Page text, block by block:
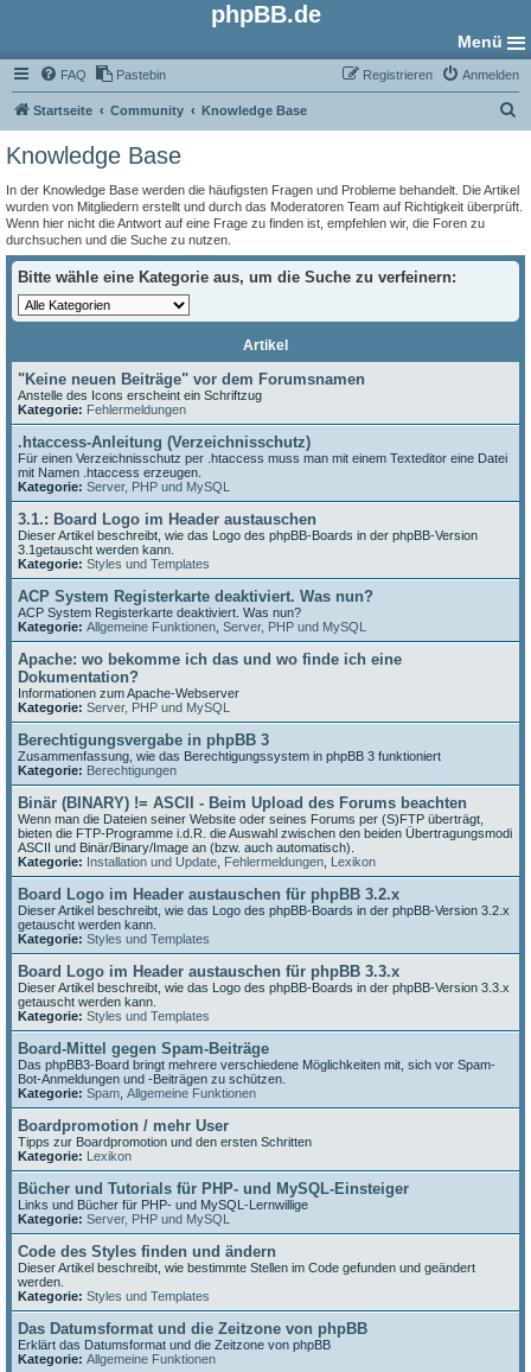
phpBB.de
Menü
FAQ Pastebin Anmelden
Registrieren
Startseite Community Knowledge Base
h
Knowledge Base
In der Knowledge Base werden die häufigsten Fragen und Probleme behandelt. Die Artikel
wurden von Mitgliedern erstellt und durch das Moderatoren Team auf Richtigkeit überprüft.
Wenn hier nicht die Antwort auf eine Frage zu finden ist, empfehlen wir, die Foren zu
durchsuchen und die Suche zu nutzen.
Bitte wähle eine Kategorie aus, um die Suche zu verfeinern:
Artikel
"Keine neuen Beiträge" vor dem Forumsnamen
Anstelle des Icons erscheint ein Schriftzug
Kategorie: Fehlermeldungen
.htaccess-Anleitung (Verzeichnisschutz)
Für einen Verzeichnisschutz per .htaccess muss man mit einem Texteditor eine Datei
mit Namen .htaccess erzeugen.
Kategorie: Server, PHP und MySQL
3.1.: Board Logo im Header austauschen
Dieser Artikel beschreibt, wie das Logo des phpBB-Boards in der phpBB-Version
3.1getauscht werden kann.
Kategorie: Styles und Templates
ACP System Registerkarte deaktiviert. Was nun?
ACP System Registerkarte deaktiviert. Was nun?
Kategorie: Allgemeine Funktionen Server, PHP und MySQL
Apache: wo bekomme ich das und wo finde ich eine
Dokumentation?
Informationen zum Apache-Webserver
Kategorie: Server, PHP und MySQL
Berechtigungsvergabe in phpBB 3
Zusammenfassung, wie das Berechtigungssystem in phpBB 3 funktioniert
Kategorie: Berechtigungen
Binär (BINARY) != ASCII - Beim Upload des Forums beachten
Wenn man die Dateien seiner Website oder seines Forums per (S)FTP überträgt,
bieten die FTP-Programme i.d.R. die Auswahl zwischen den beiden Übertragungsmodi
ASCII und Binär/Binary/Image an (bzw. auch automatisch).
Kategorie: Installation und Update Fehlermeldungen Lexikon
Board Logo im Header austauschen für phpBB 3.2.x
Dieser Artikel beschreibt, wie das Logo des phpBB-Boards in der phpBB-Version 3.2.x
getauscht werden kann.
Kategorie: Styles und Templates
Board Logo im Header austauschen für phpBB 3.3.x
Dieser Artikel beschreibt, wie das Logo des phpBB-Boards in der phpBB-Version 3.3.x
getauscht werden kann.
Kategorie: Styles und Templates
Board-Mittel gegen Spam-Beiträge
Das phpBB3-Board bringt mehrere verschiedene Möglichkeiten mit, sich vor Spam-
Bot-Anmeldungen und -Beiträgen zu schützen.
Kategorie: Spam Allgemeine Funktionen
Boardpromotion / mehr User
Tipps zur Boardpromotion und den ersten Schritten
Kategorie: Lexikon
Bücher und Tutorials für PHP- und MySQL-Einsteiger
Links und Bücher für PHP- und MySQL-Lernwillige
Kategorie: Server, PHP und MySQL
Code des Styles finden und ändern
Dieser Artikel beschreibt, wie bestimmte Stellen im Code gefunden und geändert
werden.
Kategorie: Styles und Templates
Das Datumsformat und die Zeitzone von phpBB
Erklärt das Datumsformat und die Zeitzone von phpBB
Kategorie: Allgemeine Funktionen